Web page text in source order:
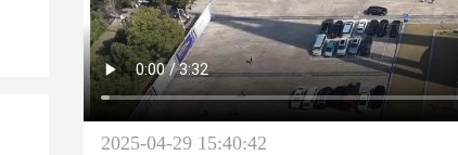
2025-04-29 15:40:42